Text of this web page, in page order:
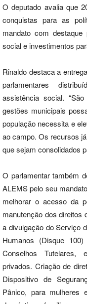
O deputado avalia que
conquistas para as
mandato com
social e investimentos
Rinaldo destaca a
parlamentares
assistência social.
gestões municipais
população necessita e
ao campo. Os recursos
que sejam consolidados
O parlamentar também
ALEMS pelo seu
melhorar o acesso da
manutenção dos direitos
a divulgação do Serviço
Humanos (Disque
Conselhos Tutelares,
privados. Criação de
Dispositivo de
Pânico, para mulheres